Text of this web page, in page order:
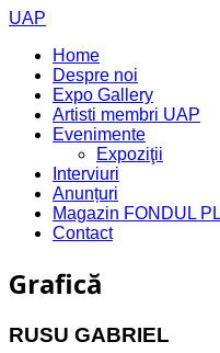
UAP
Home
Despre noi
Expo Gallery
Artisti membri UAP
Evenimente
Expoziţii
Interviuri
Anunțuri
Magazin FONDUL
Contact
Grafică
RUSU GABRIEL